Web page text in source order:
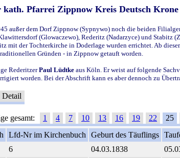
kath. Pfarrei Zippnow Kreis Deutsch Krone
außer dem Dorf Zippnow (Sypnywo) noch die beiden
(Glowaczewo), Rederitz (Nadarzyce) und
mit der Tochterkirche in Doderlage wurden errichtet. Ab
Gründen - in Zippnow getauft worden.
RederitzerPaul Lüdtke aus Köln. Er weist auf folgende
worden. Bei der Abschrift kann es aber dennoch zu
Detail
gesamt: 1 4 7 10 13 16 19 22 25
Lfd-Nr im Kirchenbuch Geburt des Täuflings
6 04.03.1838